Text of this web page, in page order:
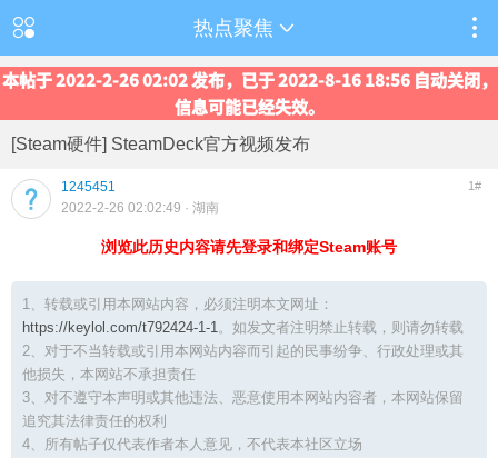
热点聚焦
本帖于 2022-2-26 02:02 发布，已于 2022-8-16 18:56 自动关闭，
信息可能已经失效。
[Steam硬件] SteamDeck官方视频发布
1245451 1#
2022-2-26 02:02:49 · 湖南
浏览此历史内容请先登录和绑定Steam账号
1、转载或引用本网站内容，必须注明本文网址：
https://keylol.com/t792424-1-1。如发文者注明禁止转载，则请勿转载
2、对于不当转载或引用本网站内容而引起的民事纷争、行政处理或其
他损失，本网站不承担责任
3、对不遵守本声明或其他违法、恶意使用本网站内容者，本网站保留
追究其法律责任的权利
4、所有帖子仅代表作者本人意见，不代表本社区立场